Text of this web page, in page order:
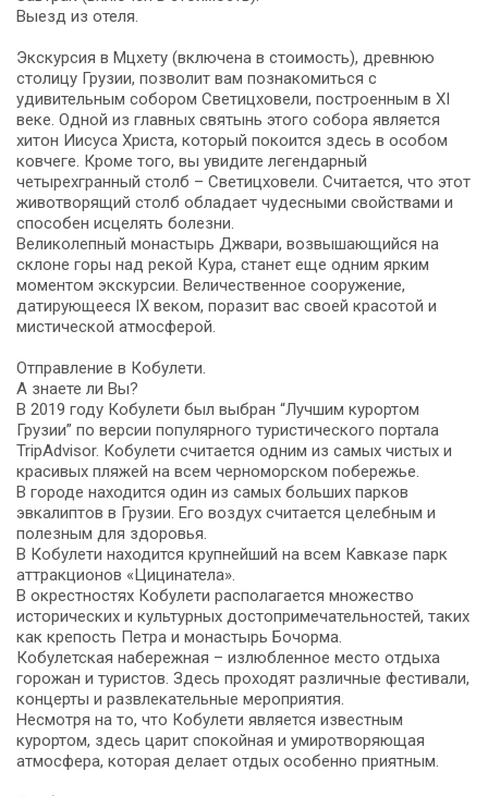
Выезд из отеля.
Экскурсия в Мцхету (включена в стоимость), древнюю
столицу Грузии, позволит вам познакомиться с
удивительным собором Светицховели, построенным в XI
веке. Одной из главных святынь этого собора является
хитон Иисуса Христа, который покоится здесь в особом
ковчеге. Кроме того, вы увидите легендарный
четырехгранный столб – Светицховели. Считается, что этот
животворящий столб обладает чудесными свойствами и
способен исцелять болезни.
Великолепный монастырь Джвари, возвышающийся на
склоне горы над рекой Кура, станет еще одним ярким
моментом экскурсии. Величественное сооружение,
датирующееся IX веком, поразит вас своей красотой и
мистической атмосферой.
Отправление в Кобулети.
А знаете ли Вы?
В 2019 году Кобулети был выбран “Лучшим курортом
Грузии” по версии популярного туристического портала
TripAdvisor. Кобулети считается одним из самых чистых и
красивых пляжей на всем черноморском побережье.
В городе находится один из самых больших парков
эвкалиптов в Грузии. Его воздух считается целебным и
полезным для здоровья.
В Кобулети находится крупнейший на всем Кавказе парк
аттракционов «Цицинатела».
В окрестностях Кобулети располагается множество
исторических и культурных достопримечательностей, таких
как крепость Петра и монастырь Бочорма.
Кобулетская набережная – излюбленное место отдыха
горожан и туристов. Здесь проходят различные фестивали,
концерты и развлекательные мероприятия.
Несмотря на то, что Кобулети является известным
курортом, здесь царит спокойная и умиротворяющая
атмосфера, которая делает отдых особенно приятным.